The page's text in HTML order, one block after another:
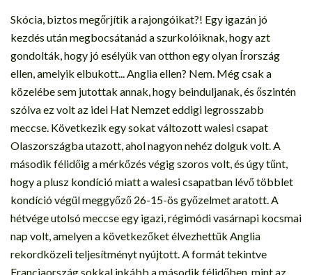
Skócia, biztos megőrjítik a rajongóikat?! Egy igazán jó
kezdés után megbocsátanád a szurkolóiknak, hogy azt
gondolták, hogy jó esélyük van otthon egy olyan Írország
ellen, amelyik elbukott... Anglia ellen? Nem. Még csak a
közelébe sem jutottak annak, hogy beinduljanak, és őszintén
szólva ez volt az idei Hat Nemzet eddigi legrosszabb
meccse. Következik egy sokat változott walesi csapat
Olaszországba utazott, ahol nagyon nehéz dolguk volt. A
második félidőig a mérkőzés végig szoros volt, és úgy tűnt,
hogy a plusz kondíció miatt a walesi csapatban lévő többlet
kondíció végül meggyőző 26-15-ös győzelmet aratott. A
hétvége utolsó meccse egy igazi, régimódi vasárnapi kocsmai
nap volt, amelyen a következőket élvezhettük Anglia
rekordközeli teljesítményt nyújtott. A formát tekintve
Franciaország sokkal inkább a második félidőben, mint az